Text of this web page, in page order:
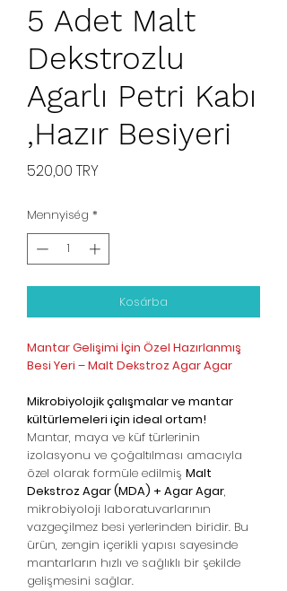
5 Adet Malt
Dekstrozlu
Agarlı Petri Kabı
,Hazır Besiyeri
520,00 TRYÁr
Mennyiség *
Kosárba
Mantar Gelişimi İçin Özel Hazırlanmış
Besi Yeri – Malt Dekstroz Agar Agar
Mikrobiyolojik çalışmalar ve mantar
kültürlemeleri için ideal ortam!
Mantar, maya ve küf türlerinin
izolasyonu ve çoğaltılması amacıyla
özel olarak formüle edilmiş Malt
Dekstroz Agar (MDA) + Agar Agar,
mikrobiyoloji laboratuvarlarının
vazgeçilmez besi yerlerinden biridir. Bu
ürün, zengin içerikli yapısı sayesinde
mantarların hızlı ve sağlıklı bir şekilde
gelişmesini sağlar.